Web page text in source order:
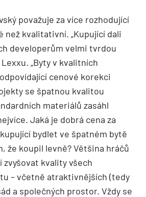
považuje za více rozhodující
než kvalitativní. „Kupující dali
developerům velmi tvrdou
„Byty v kvalitních
cenové korekci
se špatnou kvalitou
materiálů zasáhl
Jaká je dobrá cena za
bydlet ve špatném bytě
že koupil levně? Většina hráčů
zvyšovat kvality všech
– včetně atraktivnějších (tedy
a společných prostor. Vždy se